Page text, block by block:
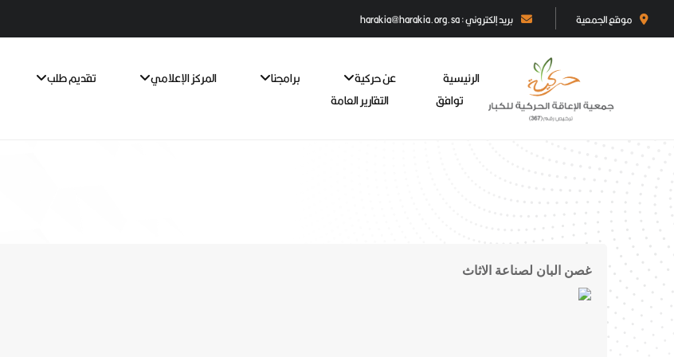
موقع الجمعية بريد إلكتروني : harakia@harakia.org.sa
الرئيسية عن حركية برامجنا المركز الإعلامي تقديم طلب
توافق
التقارير العامة
غصن البان لصناعة الاثاث